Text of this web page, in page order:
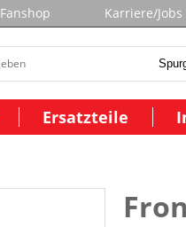
Fanshop Karriere/Jobs
Ersatzteile